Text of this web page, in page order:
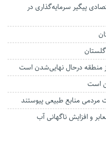
با ۱۱ هلدینگ اقتصادی پیگیر سرمایه‌گذاری در
منطقه درحال نهایی‌شدن است
است
و افزایش ناگهانی آب